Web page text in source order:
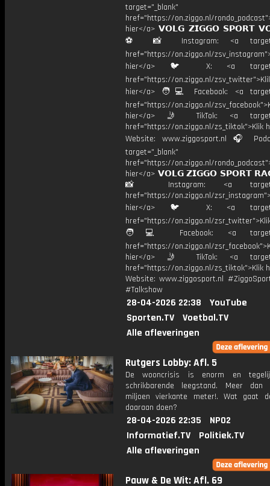
target="_blank"
href="https://on.ziggo.nl/
hier</a> 𝗩𝗢𝗟𝗚 𝗭𝗜𝗚𝗚𝗢 𝗦𝗣𝗢𝗥𝗧
⚽️ 📸 Instagram: <a
href="https://on.ziggo.nl/
hier</a> 🐦 X: <a
href="https://on.ziggo.nl/
hier</a> 🧑💻 Facebook: <a
href="https://on.ziggo.nl/
hier</a> 🤳 TikTok: <a
href="https://on.ziggo.nl/zs_tiktok">Klik
Website: www.ziggosport.nl 🎧
target="_blank"
href="https://on.ziggo.nl/
hier</a> 𝗩𝗢𝗟𝗚 𝗭𝗜𝗚𝗚𝗢 𝗦𝗣𝗢𝗥𝗧
📸 Instagram: <a
href="https://on.ziggo.nl/
hier</a> 🐦 X: <a
href="https://on.ziggo.nl/
🧑💻 Facebook: <a
href="https://on.ziggo.nl/
hier</a> 🤳 TikTok: <a
href="https://on.ziggo.nl/zs_tiktok">Klik
Website: www.ziggosport.nl
#Talkshow
28-04-2026 22:38
YouTube
Sporten.TV
Voetbal.TV
Alle afleveringen
Rutgers Lobby: Afl. 5
De wooncrisis is enorm en
schrikbarende leegstand. Meer dan
miljoen vierkante meter!. Wat gaat
daaraan doen?
28-04-2026 22:35
NPO2
Informatief.TV
Politiek.TV
Alle afleveringen
Pauw & De Wit: Afl. 69